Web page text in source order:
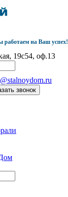
работаем на Ваш успех!
19с54, оф.13
звонок